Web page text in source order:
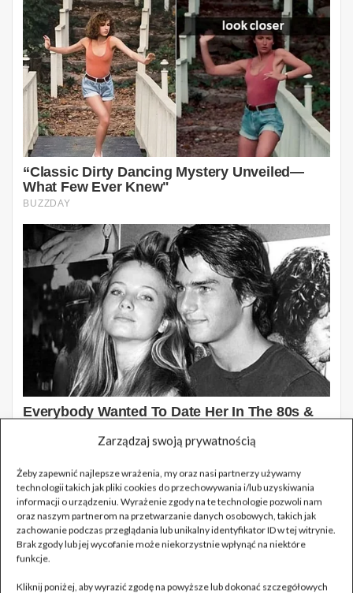
Zarządzaj swoją prywatnością
Żeby zapewnić najlepsze wrażenia, my oraz nasi partnerzy używamy
technologii takich jak pliki cookies do przechowywania i/lub uzyskiwania
informacji o urządzeniu. Wyrażenie zgody na te technologie pozwoli nam
oraz naszym partnerom na przetwarzanie danych osobowych, takich jak
zachowanie podczas przeglądania lub unikalny identyfikator ID w tej witrynie.
Brak zgody lub jej wycofanie może niekorzystnie wpłynąć na niektóre
funkcje.
Kliknij poniżej, aby wyrazić zgodę na powyższe lub dokonać szczegółowych